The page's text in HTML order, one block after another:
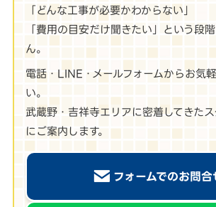
「どんな工事が必要かわからない」
「費用の目安だけ聞きたい」という段
ん。
電話・LINE・メールフォームからお気
い。
武蔵野・吉祥寺エリアに密着してきた
にご案内します。
フォームでのお問合